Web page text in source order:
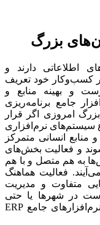
بزرگ
اطلاعاتی دارند و
کسب‌وکار خود تعریف
و بهینه منابع و
جامع برنامه‌ریزی
امروزی اگر قرار
سیستم‌های نرم‌افزاری
منابع انسانی متمرکز
و فعالیت بخش‌های
به هم متصل و با هم
فعالیت هماهنگ
متفاوت و مدیریت
در شهرها یا حتی
کشورهای متفاوتی مستقر باشند به کمک نرم‌افزارهای جامع ERP